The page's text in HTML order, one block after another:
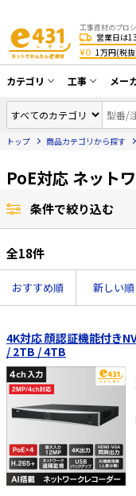
営業日は
¥0 1万円(税
カテゴリ
同軸ケーブル／テレ
アンテナ・取付金具
配線補助具（モール
プ類 他）
防犯工事関連
光ファイバー・融着
ネットワーク機器
エアコン・換気扇・
太陽光発電ケーブル
材/機器
電源ケーブル／コネ
ーカ
照明・照明器具
工事
CATV
光工事
エアコ
防犯カ
LAN配
電気配
太陽光
ホテル・病院
メー
トップ 商品カテゴリから探す
PoE対応 ネット
条件で絞り込む
全18件
おすすめ順 新しい順
4K対応 顔認証機能付き
/ 2TB / 4TB